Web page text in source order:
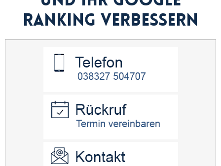
Ranking verbessern